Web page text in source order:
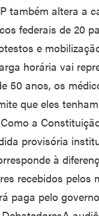
também altera a
federais de 20
e
horária vai
50 anos, os
que eles
a
provisória
à
recebidos pelos
paga pelo